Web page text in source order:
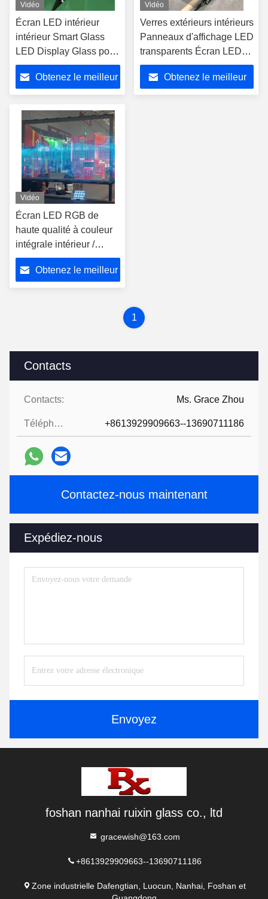
Contacts
Contacts: Ms. Grace Zhou
Téléphone: +8613929909663--13690711186
Contactez-nous maintenant
Expédiez-nous
Envoyez
Vidéo
Écran LED intérieur
intérieur Smart Glass
LED Display Glass pour
le bâtiment
Obtenez le meilleur
Vidéo
Verres extérieurs intérieurs
Panneaux d'affichage LED
transparents Écran LED
Photoélectrique Verre P14
Verre mural
Obtenez le meilleur
Vidéo
Écran LED RGB de
haute qualité à couleur
intégrale intérieur /
extérieur Écran LED
P10-P50 Écran LED
transparent
Obtenez le meilleur
1
foshan nanhai ruixin glass co., ltd
gracewish@163.com
+8613929909663--13690711186
Zone industrielle Dafengtian, Luocun, Nanhai, Foshan et